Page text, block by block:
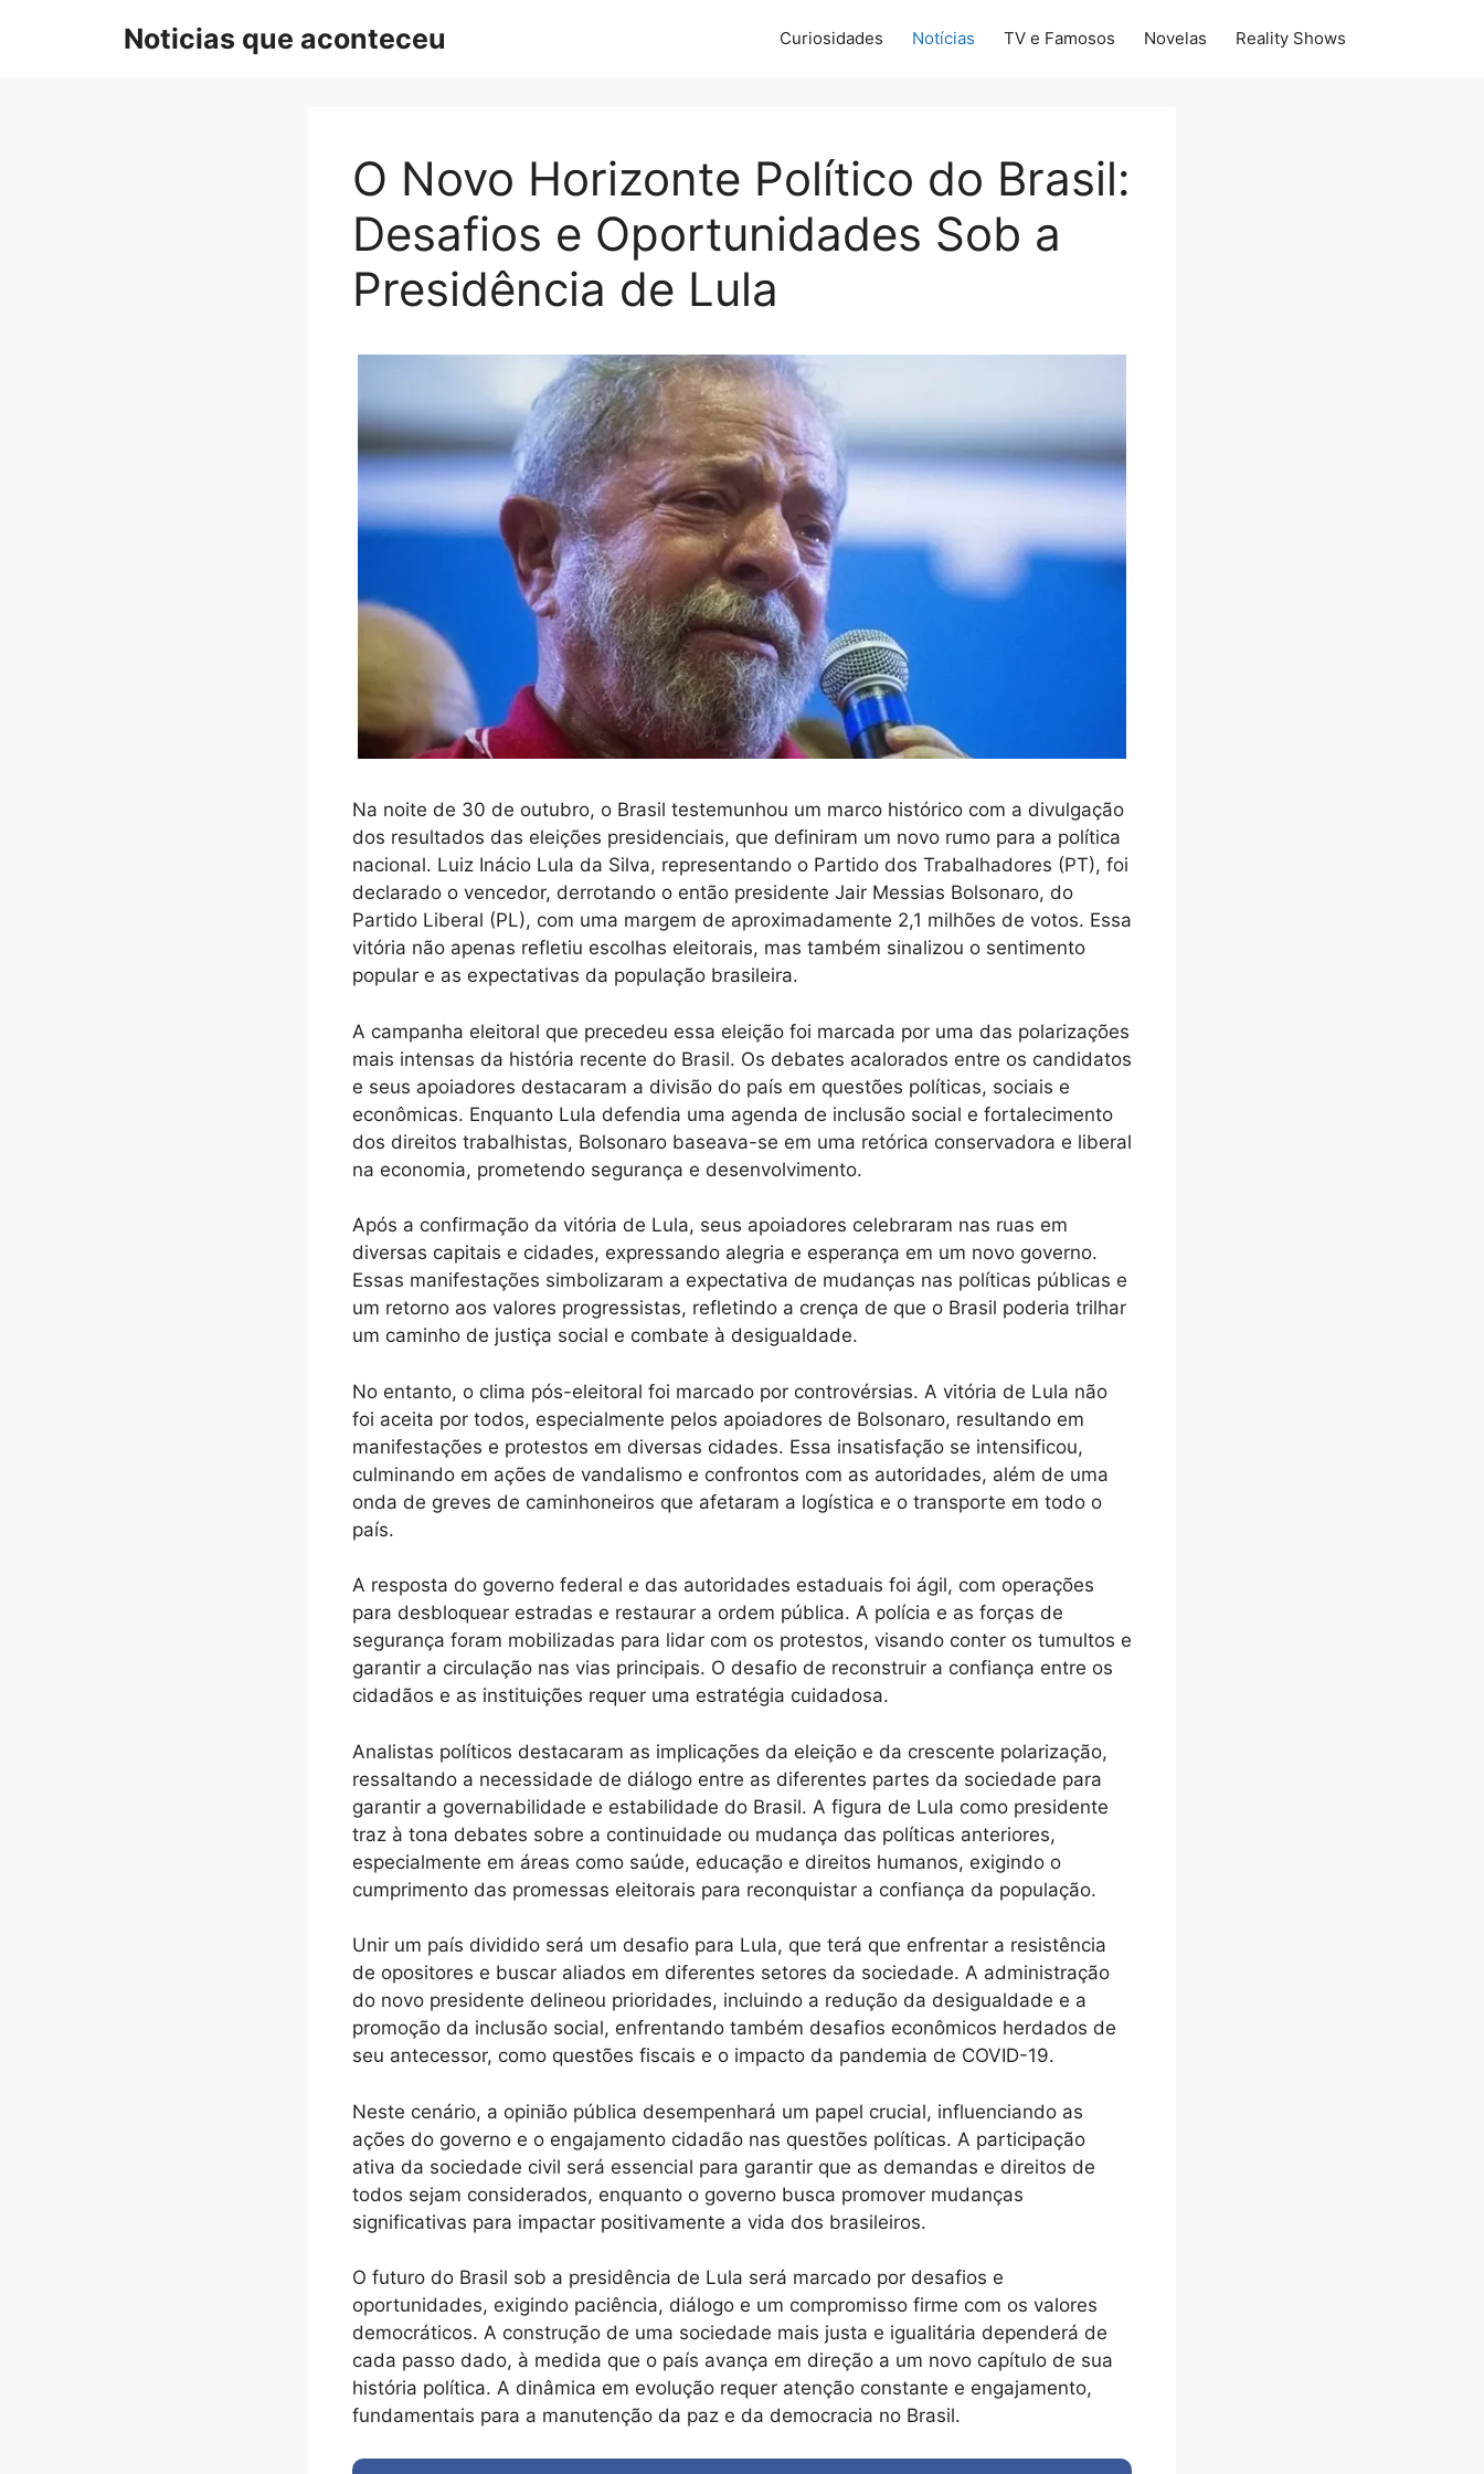
Noticias que aconteceu Curiosidades Notícias TV e Famosos Novelas Reality Shows
O Novo Horizonte Político do Brasil:
Desafios e Oportunidades Sob a
Presidência de Lula
Na noite de 30 de outubro, o Brasil testemunhou um marco histórico com a divulgação
dos resultados das eleições presidenciais, que definiram um novo rumo para a política
nacional. Luiz Inácio Lula da Silva, representando o Partido dos Trabalhadores (PT), foi
declarado o vencedor, derrotando o então presidente Jair Messias Bolsonaro, do
Partido Liberal (PL), com uma margem de aproximadamente 2,1 milhões de votos. Essa
vitória não apenas refletiu escolhas eleitorais, mas também sinalizou o sentimento
popular e as expectativas da população brasileira.
A campanha eleitoral que precedeu essa eleição foi marcada por uma das polarizações
mais intensas da história recente do Brasil. Os debates acalorados entre os candidatos
e seus apoiadores destacaram a divisão do país em questões políticas, sociais e
econômicas. Enquanto Lula defendia uma agenda de inclusão social e fortalecimento
dos direitos trabalhistas, Bolsonaro baseava-se em uma retórica conservadora e liberal
na economia, prometendo segurança e desenvolvimento.
Após a confirmação da vitória de Lula, seus apoiadores celebraram nas ruas em
diversas capitais e cidades, expressando alegria e esperança em um novo governo.
Essas manifestações simbolizaram a expectativa de mudanças nas políticas públicas e
um retorno aos valores progressistas, refletindo a crença de que o Brasil poderia trilhar
um caminho de justiça social e combate à desigualdade.
No entanto, o clima pós-eleitoral foi marcado por controvérsias. A vitória de Lula não
foi aceita por todos, especialmente pelos apoiadores de Bolsonaro, resultando em
manifestações e protestos em diversas cidades. Essa insatisfação se intensificou,
culminando em ações de vandalismo e confrontos com as autoridades, além de uma
onda de greves de caminhoneiros que afetaram a logística e o transporte em todo o
país.
A resposta do governo federal e das autoridades estaduais foi ágil, com operações
para desbloquear estradas e restaurar a ordem pública. A polícia e as forças de
segurança foram mobilizadas para lidar com os protestos, visando conter os tumultos e
garantir a circulação nas vias principais. O desafio de reconstruir a confiança entre os
cidadãos e as instituições requer uma estratégia cuidadosa.
Analistas políticos destacaram as implicações da eleição e da crescente polarização,
ressaltando a necessidade de diálogo entre as diferentes partes da sociedade para
garantir a governabilidade e estabilidade do Brasil. A figura de Lula como presidente
traz à tona debates sobre a continuidade ou mudança das políticas anteriores,
especialmente em áreas como saúde, educação e direitos humanos, exigindo o
cumprimento das promessas eleitorais para reconquistar a confiança da população.
Unir um país dividido será um desafio para Lula, que terá que enfrentar a resistência
de opositores e buscar aliados em diferentes setores da sociedade. A administração
do novo presidente delineou prioridades, incluindo a redução da desigualdade e a
promoção da inclusão social, enfrentando também desafios econômicos herdados de
seu antecessor, como questões fiscais e o impacto da pandemia de COVID-19.
Neste cenário, a opinião pública desempenhará um papel crucial, influenciando as
ações do governo e o engajamento cidadão nas questões políticas. A participação
ativa da sociedade civil será essencial para garantir que as demandas e direitos de
todos sejam considerados, enquanto o governo busca promover mudanças
significativas para impactar positivamente a vida dos brasileiros.
O futuro do Brasil sob a presidência de Lula será marcado por desafios e
oportunidades, exigindo paciência, diálogo e um compromisso firme com os valores
democráticos. A construção de uma sociedade mais justa e igualitária dependerá de
cada passo dado, à medida que o país avança em direção a um novo capítulo de sua
história política. A dinâmica em evolução requer atenção constante e engajamento,
fundamentais para a manutenção da paz e da democracia no Brasil.